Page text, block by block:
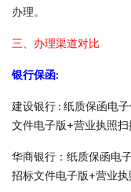
办理。
三、办理渠道对比
银行保函:
建设银行 : 纸质保函电
文件电子版+营业执照扫
华商银行：纸质保函电
招标文件电子版+营业